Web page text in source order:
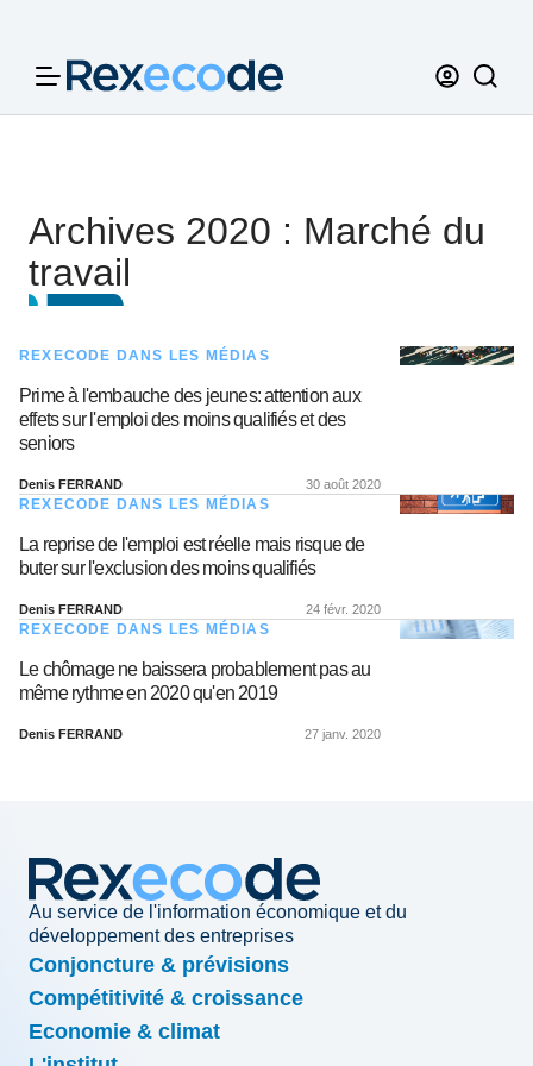
Archives 2020 : Marché du
travail
REXECODE DANS LES MÉDIAS
Prime à l'embauche des jeunes: attention aux
effets sur l'emploi des moins qualifiés et des
seniors
Denis FERRAND 30 août 2020
REXECODE DANS LES MÉDIAS
La reprise de l'emploi est réelle mais risque de
buter sur l'exclusion des moins qualifiés
Denis FERRAND 24 févr. 2020
REXECODE DANS LES MÉDIAS
Le chômage ne baissera probablement pas au
même rythme en 2020 qu'en 2019
Denis FERRAND 27 janv. 2020
Au service de l'information économique et du
développement des entreprises
Conjoncture & prévisions
Compétitivité & croissance
Economie & climat